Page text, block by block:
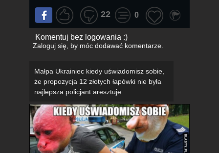
22 0
Komentuj bez logowania :)
Zaloguj się, by móc dodawać komentarze.
Małpa Ukrainiec kiedy uświadomisz sobie,
że propozycja 12 złotych łapówki nie była
najlepsza policjant aresztuje